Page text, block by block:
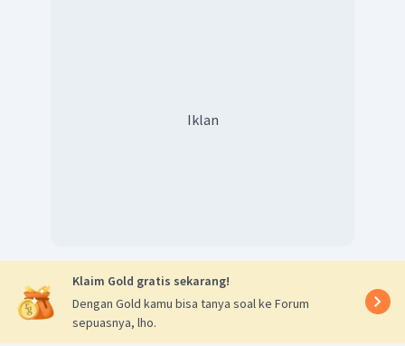
Jadi, kemolaran larutan gula tersebut adalah 0,5 M.
Iklan
Klaim Gold gratis sekarang!
Dengan Gold kamu bisa tanya soal ke Forum
sepuasnya, lho.